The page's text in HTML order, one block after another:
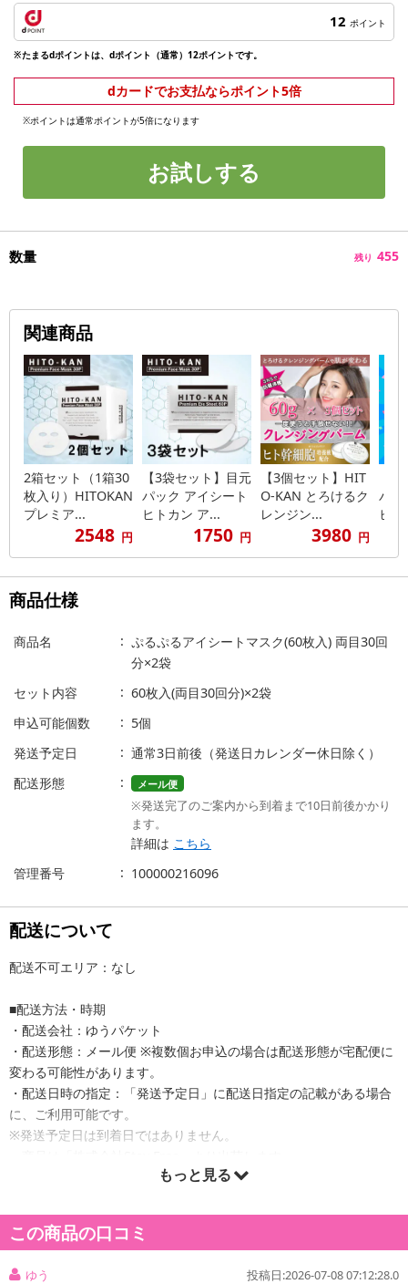
12 ポイント
※たまるdポイントは、dポイント（通常）12ポイントです。
dカードでお支払ならポイント5倍
※ポイントは通常ポイントが5倍になります
お試しする
数量 残り 455
関連商品
2箱セット（1箱30
枚入り）HITOKAN
プレミア...
2548 円
【3袋セット】目元
パック アイシート
ヒトカン ア...
1750 円
【3個セット】HIT
O-KAN とろけるク
レンジン...
3980 円
パッ
ヒ
商品仕様
商品名
ぷるぷるアイシートマスク(60枚入) 両目30回
分×2袋
セット内容
60枚入(両目30回分)×2袋
申込可能個数
5個
発送予定日
通常3日前後（発送日カレンダー休日除く）
配送形態
メール便
※発送完了のご案内から到着まで10日前後かかり
ます。
詳細は こちら
管理番号
100000216096
配送について
配送不可エリア：なし
■配送方法・時期
・配送会社：ゆうパケット
・配送形態：メール便 ※複数個お申込の場合は配送形態が宅配便に
変わる可能性があります。
・配送日時の指定：「発送予定日」に配送日指定の記載がある場合
に、ご利用可能です。
※発送予定日は到着日ではありません。
商品詳細
もっと見る
この商品の口コミ
ゆう 投稿日:2026-07-08 07:12:28.0